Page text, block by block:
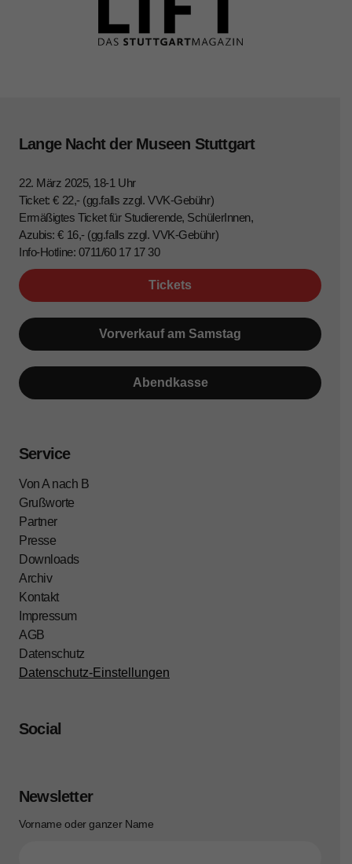
Lange Nacht der Museen Stuttgart
22. März 2025, 18-1 Uhr
Ticket: € 22,- (gg.falls zzgl. VVK-Gebühr)
Ermäßigtes Ticket für Studierende, SchülerInnen,
Azubis: € 16,- (gg.falls zzgl. VVK-Gebühr)
Info-Hotline: 0711/60 17 17 30
Tickets
Vorverkauf am Samstag
Abendkasse
Service
Von A nach B
Grußworte
Partner
Presse
Downloads
Archiv
Kontakt
Impressum
AGB
Datenschutz
Datenschutz-Einstellungen
Social
Newsletter
Vorname oder ganzer Name